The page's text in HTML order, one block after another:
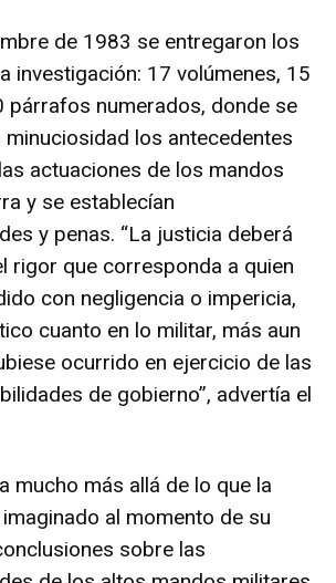
de 1983 se entregaron los
investigación: 17 volúmenes, 15
párrafos numerados, donde se
minuciosidad los antecedentes
actuaciones de los mandos
y se establecían
y penas. “La justicia deberá
rigor que corresponda a quien
con negligencia o impericia,
cuanto en lo militar, más aun
ocurrido en ejercicio de las
de gobierno”, advertía el
mucho más allá de lo que la
al momento de su
sobre las